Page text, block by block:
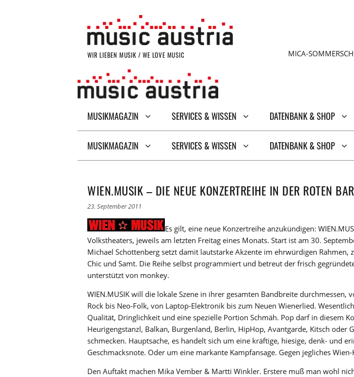
WIR LIEBEN MUSIK / WE LOVE MUSIC MICA-
MUSIKMAGAZIN SERVICES & WISSEN DATENBANK & SHOP
MUSIKMAGAZIN SERVICES & WISSEN DATENBANK & SHOP
WIEN.MUSIK – DIE NEUE KONZERTREIHE IN DER ROTEN BAR
23. September 2011
Es gilt, eine neue Konzertreihe anzukündigen:
Volkstheaters, jeweils am letzten Freitag eines Monats. Start ist am 30.
Michael Schottenberg setzt damit lautstarke Akzente im ehrwürdigen Rahmen,
Chic und Samt. Die Reihe selbst programmiert und betreut der frisch
unterstützt von monkey.
WIEN.MUSIK will die lokale Szene in ihrer gesamten Bandbreite durchmessen,
Rock bis Neo-Folk, von Laptop-Elektronik bis zum Neuen Wienerlied.
Qualität, Dringlichkeit und eine spezielle Portion Schmäh. Pop darf in diesem
Heurigengstanzl, Balkan, Burgenland, Berlin, HipHop, Avantgarde, Kitsch oder
schmecken. Hauptsache, es handelt sich um eine kräftige, hiesige, denk- und
Geschmacksnote. Oder um eine markante Kampfansage. Gegen jegliches
Den Auftakt machen Mika Vember & Martti Winkler. Erstere muß man wohl